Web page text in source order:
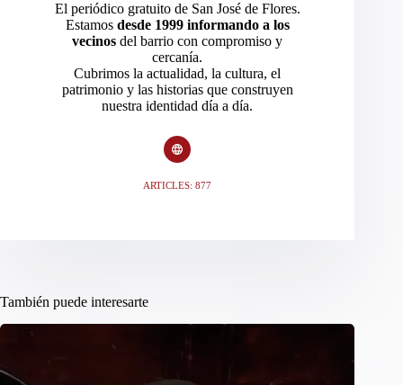
El periódico gratuito de San José de Flores.
Estamos desde 1999 informando a los
vecinos del barrio con compromiso y
cercanía.
Cubrimos la actualidad, la cultura, el
patrimonio y las historias que construyen
nuestra identidad día a día.
ARTICLES: 877
También puede interesarte